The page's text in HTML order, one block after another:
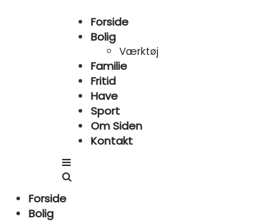
Forside
Bolig
Værktøj
Familie
Fritid
Have
Sport
Om Siden
Kontakt
Forside
Bolig